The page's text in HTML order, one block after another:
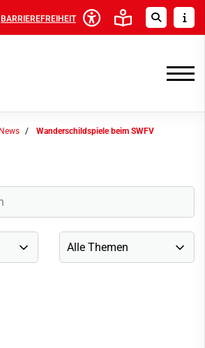
BARRIEREFREIHEIT
Wanderschildspiele beim SWFV